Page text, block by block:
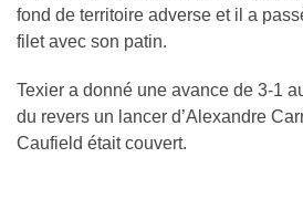
— Canadiens Montréal
fond de territoire adverse et il a
filet avec son patin.
Texier a donné une avance de 3-1
du revers un lancer d’Alexandre
Caufield était couvert.